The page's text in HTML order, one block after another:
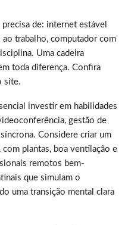
de: internet estável
trabalho, computador com
Uma cadeira
toda diferença. Confira
site.
investir em habilidades
gestão de
Considere criar um
plantas, boa ventilação e
remotos bem-
que simulam o
uma transição mental clara